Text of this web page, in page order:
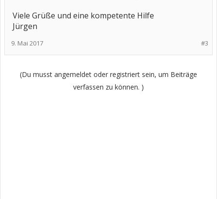
Viele Grüße und eine kompetente Hilfe
Jürgen
#3
9. Mai 2017
(Du musst angemeldet oder registriert sein, um Beiträge
verfassen zu können. )